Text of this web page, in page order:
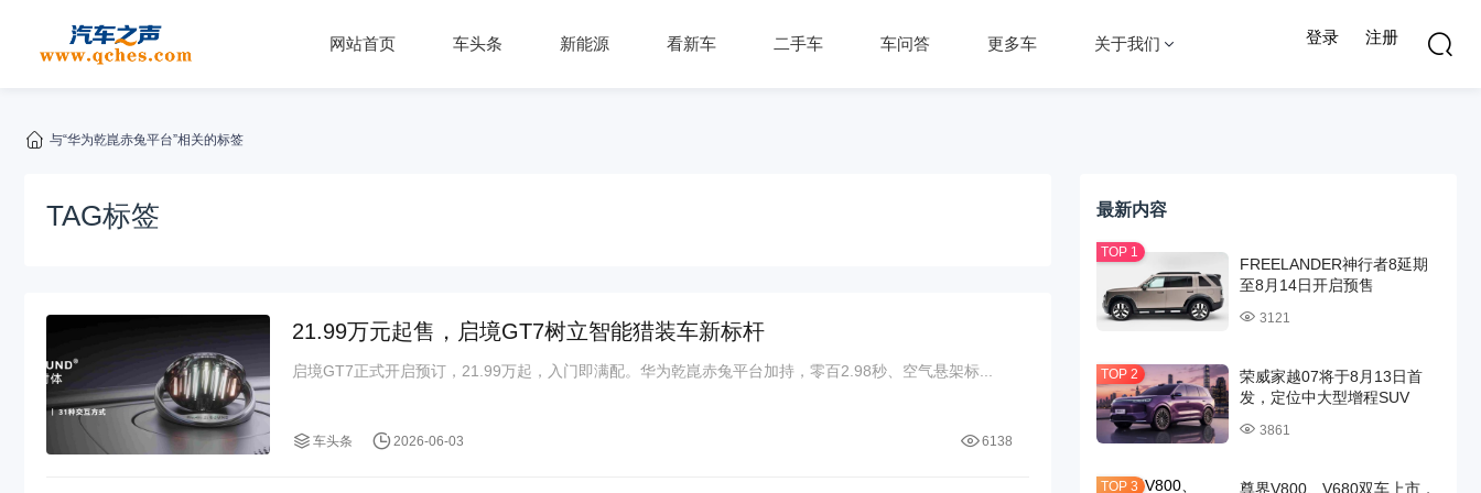
网站首页 车头条 新能源 看新车 二手车 车问答 更多车 关于我们 登录 注册
与“华为乾崑赤兔平台”相关的标签
TAG标签
21.99万元起售，启境GT7树立智能猎装车新标杆
启境GT7正式开启预订，21.99万起，入门即满配。华为乾崑赤兔平台加持，零百2.98秒、空气悬架标...
车头条 2026-06-03 6138
最新内容
FREELANDER神行者8延期
至8月14日开启预售
3121
荣威家越07将于8月13日首
发，定位中大型增程SUV
3861
尊界V800、V680双车上市，